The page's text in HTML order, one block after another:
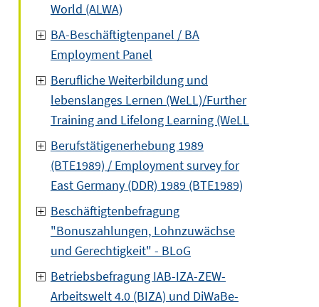
World (ALWA)
BA-Beschäftigtenpanel / BA
Employment Panel
Berufliche Weiterbildung und
lebenslanges Lernen (WeLL)/Further
Training and Lifelong Learning (WeLL
Berufstätigenerhebung 1989
(BTE1989) / Employment survey for
East Germany (DDR) 1989 (BTE1989)
Beschäftigtenbefragung
"Bonuszahlungen, Lohnzuwächse
und Gerechtigkeit" - BLoG
Betriebsbefragung IAB-IZA-ZEW-
Arbeitswelt 4.0 (BIZA) und DiWaBe-